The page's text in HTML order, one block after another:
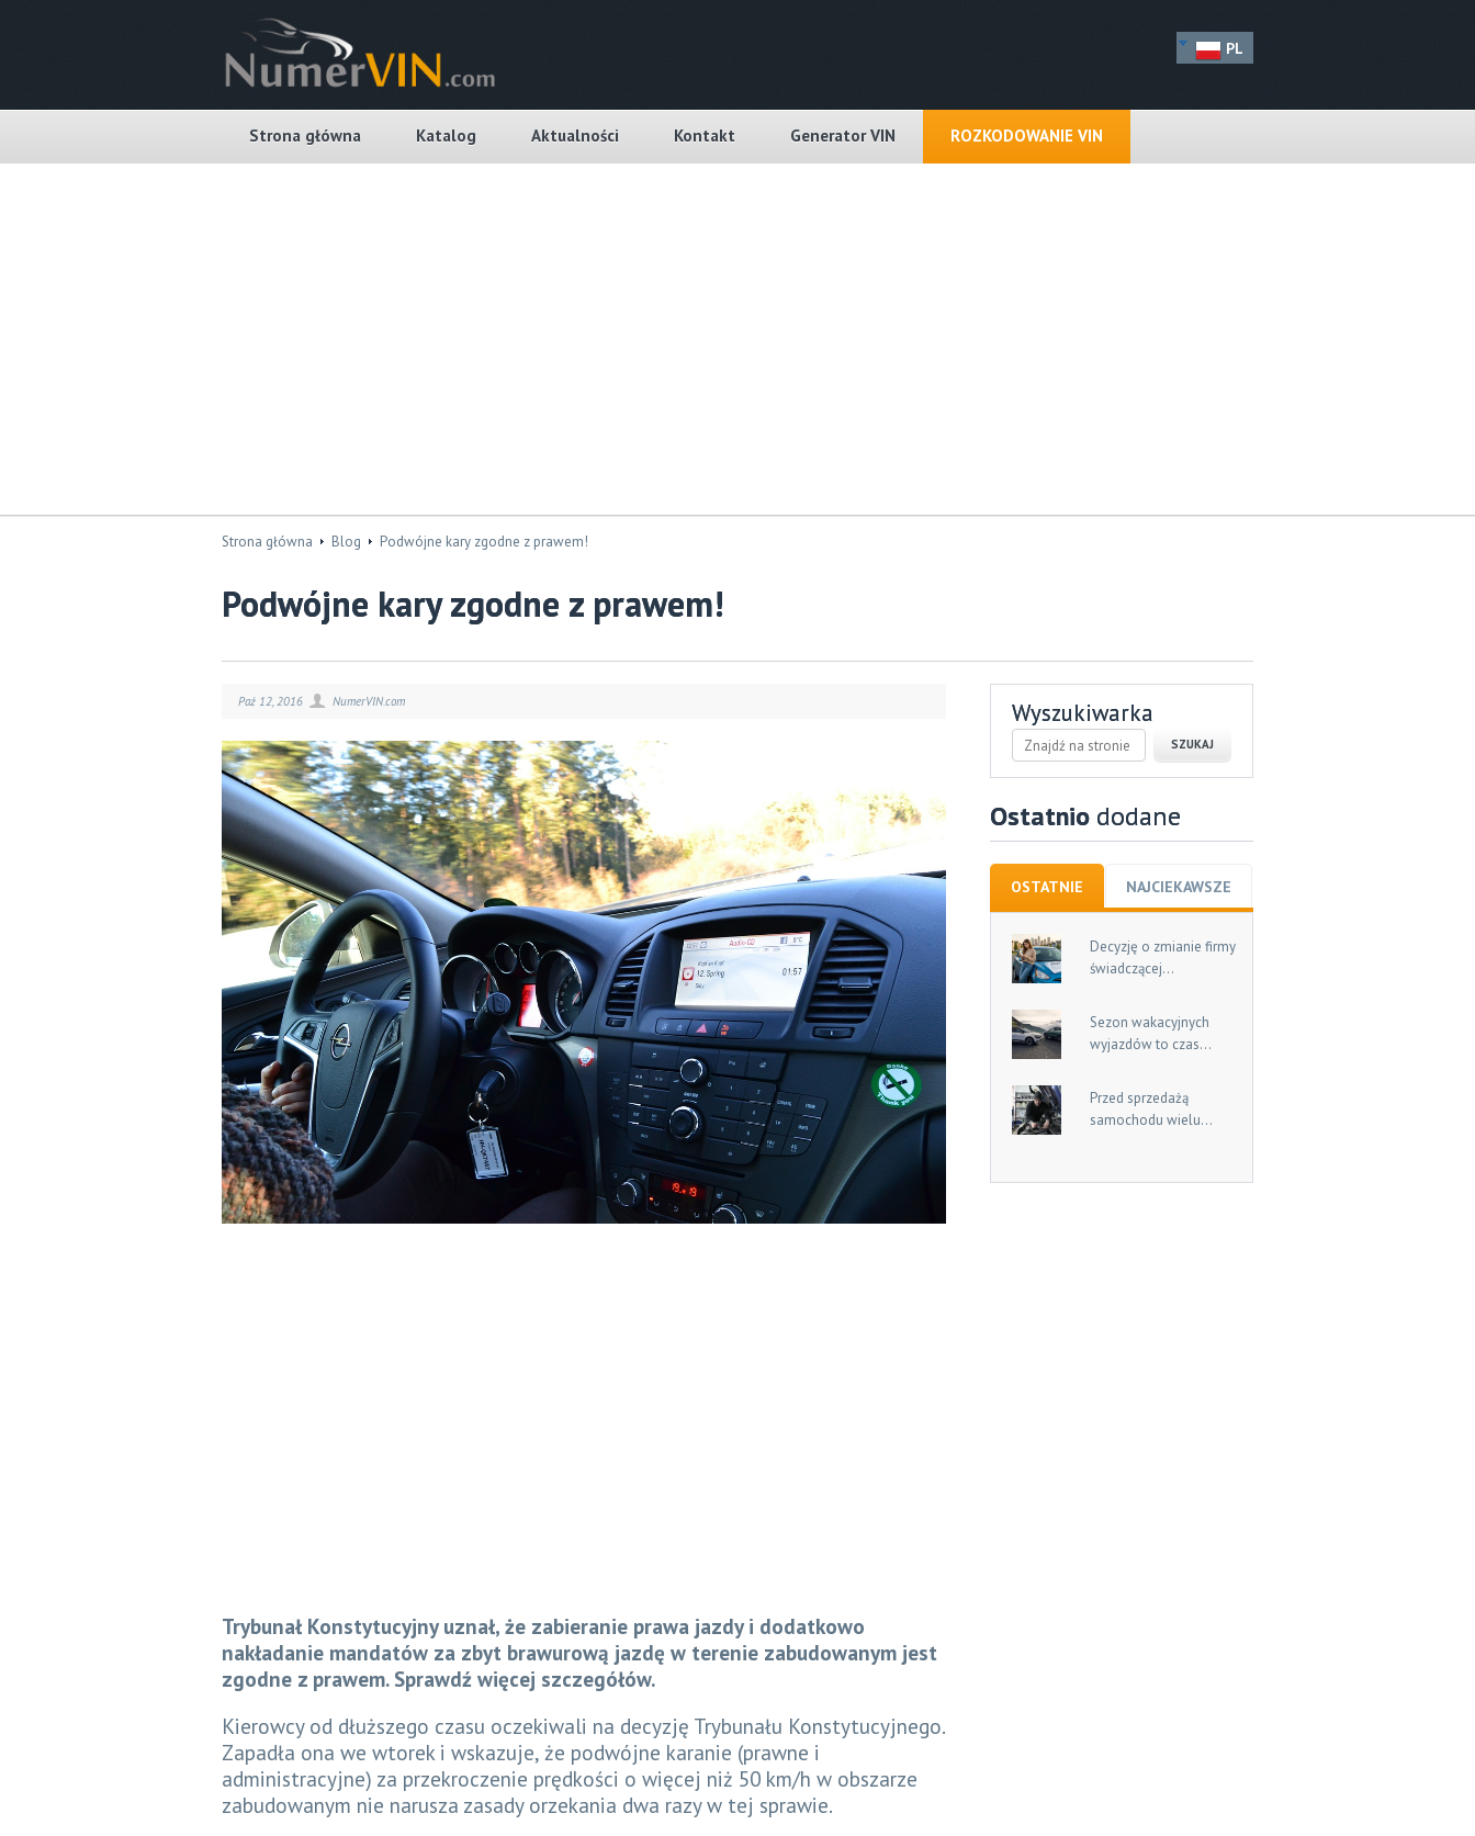
PL
Strona główna Katalog Aktualności Kontakt Generator VIN ROZKODOWANIE VIN
Strona główna Blog Podwójne kary zgodne z prawem!
Podwójne kary zgodne z prawem!
Paź 12, 2016 NumerVIN.com
Trybunał Konstytucyjny uznał, że zabieranie prawa jazdy i dodatkowo
nakładanie mandatów za zbyt brawurową jazdę w terenie zabudowanym jest
zgodne z prawem. Sprawdź więcej szczegółów.
Kierowcy od dłuższego czasu oczekiwali na decyzję Trybunału Konstytucyjnego.
Zapadła ona we wtorek i wskazuje, że podwójne karanie (prawne i
administracyjne) za przekroczenie prędkości o więcej niż 50 km/h w obszarze
zabudowanym nie narusza zasady orzekania dwa razy w tej sprawie.
Wyszukiwarka
Ostatnio dodane
OSTATNIE NAJCIEKAWSZE
Decyzję o zmianie firmy
świadczącej...
Sezon wakacyjnych
wyjazdów to czas...
Przed sprzedażą
samochodu wielu...